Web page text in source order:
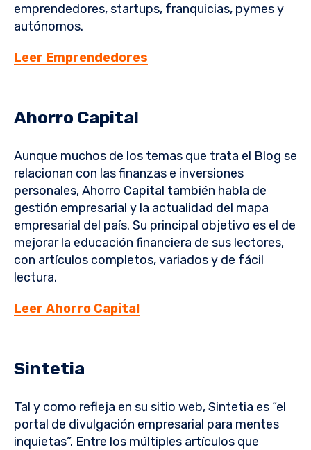
emprendedores, startups, franquicias, pymes y
autónomos.
Leer Emprendedores
Ahorro Capital
Aunque muchos de los temas que trata el Blog se
relacionan con las finanzas e inversiones
personales, Ahorro Capital también habla de
gestión empresarial y la actualidad del mapa
empresarial del país. Su principal objetivo es el de
mejorar la educación financiera de sus lectores,
con artículos completos, variados y de fácil
lectura.
Leer Ahorro Capital
Sintetia
Tal y como refleja en su sitio web, Sintetia es “el
portal de divulgación empresarial para mentes
inquietas”. Entre los múltiples artículos que